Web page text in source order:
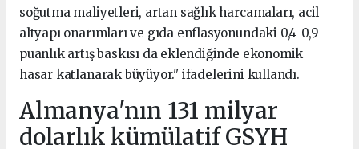
soğutma maliyetleri, artan sağlık harcamaları, acil
altyapı onarımları ve gıda enflasyonundaki 0,4-0,9
puanlık artış baskısı da eklendiğinde ekonomik
hasar katlanarak büyüyor." ifadelerini kullandı.
Almanya'nın 131 milyar
dolarlık kümülatif GSYH